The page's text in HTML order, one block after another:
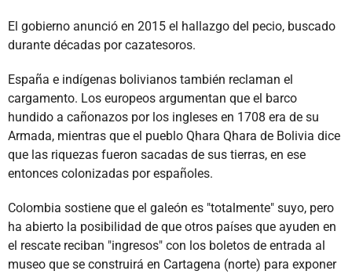
El gobierno anunció en 2015 el hallazgo del pecio, buscado
durante décadas por cazatesoros.
España e indígenas bolivianos también reclaman el
cargamento. Los europeos argumentan que el barco
hundido a cañonazos por los ingleses en 1708 era de su
Armada, mientras que el pueblo Qhara Qhara de Bolivia dice
que las riquezas fueron sacadas de sus tierras, en ese
entonces colonizadas por españoles.
Colombia sostiene que el galeón es "totalmente" suyo, pero
ha abierto la posibilidad de que otros países que ayuden en
el rescate reciban "ingresos" con los boletos de entrada al
museo que se construirá en Cartagena (norte) para exponer